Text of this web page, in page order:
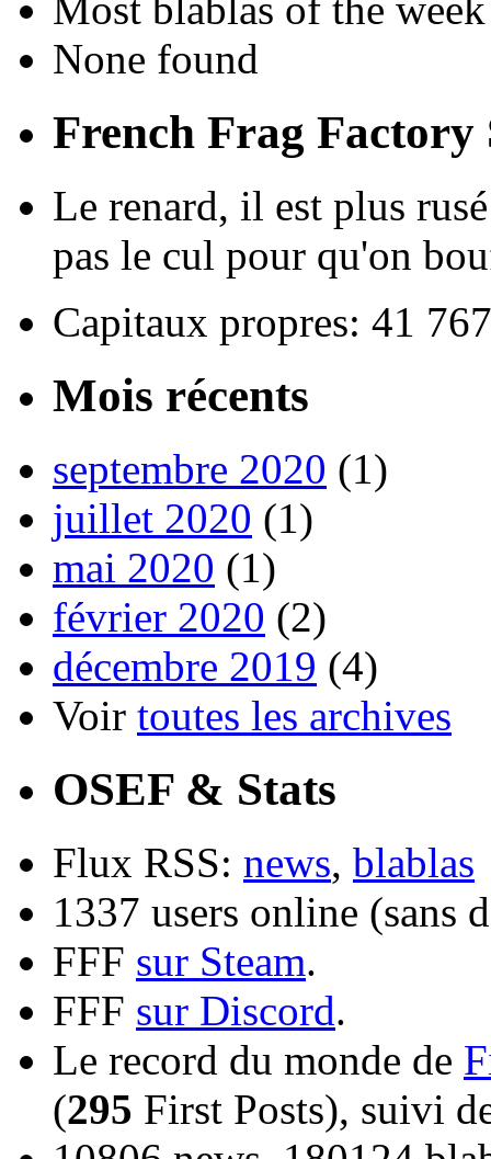
None found
French Frag Factory
Le renard, il est plus
pas le cul pour qu'on
Capitaux propres: 41
Mois récents
septembre 2020 (1)
juillet 2020 (1)
mai 2020 (1)
février 2020 (2)
décembre 2019 (4)
Voir toutes les archives
OSEF & Stats
Flux RSS: news, blablas
1337 users online (sans
FFF sur Steam.
FFF sur Discord.
Le record du monde de
(295 First Posts), suivi